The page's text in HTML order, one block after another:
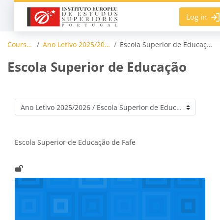
Skip to main content
Log in
Courses Ano Letivo 2025/2026 Escola Superior de Educação
Escola Superior de Educação
Course categories
Escola Superior de Educação de Fafe